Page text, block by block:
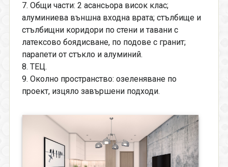
7. Общи части: 2 асансьора висок клас;
алуминиева външна входна врата; стълбище и
стълбищни коридори по стени и тавани с
латексово боядисване, по подове с гранит;
парапети от стъкло и алуминий.
8. ТЕЦ.
9. Околно пространство: озеленяване по
проект, изцяло завършени подходи.